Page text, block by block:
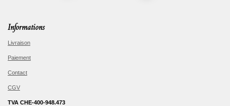
Informations
Livraison
Paiement
Contact
CGV
TVA CHE-400-948.473